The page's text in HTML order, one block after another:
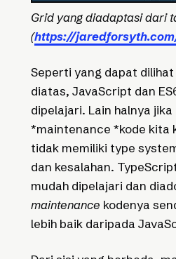
Grid yang diadaptasi dari
(https://
Seperti yang dapat
diatas, JavaScript dan
dipelajari. Lain halnya
*maintenance *kode kita
tidak memiliki type
dan kesalahan.
mudah dipelajari dan
maintenance kodenya
lebih baik daripada